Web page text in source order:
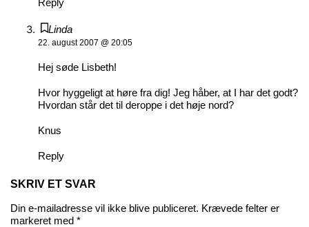
Reply
Linda
22. august 2007 @ 20:05
Hej søde Lisbeth!
Hvor hyggeligt at høre fra dig! Jeg håber, at I har det godt?
Hvordan står det til deroppe i det høje nord?
Knus
Reply
SKRIV ET SVAR
Din e-mailadresse vil ikke blive publiceret. Krævede felter er
markeret med *